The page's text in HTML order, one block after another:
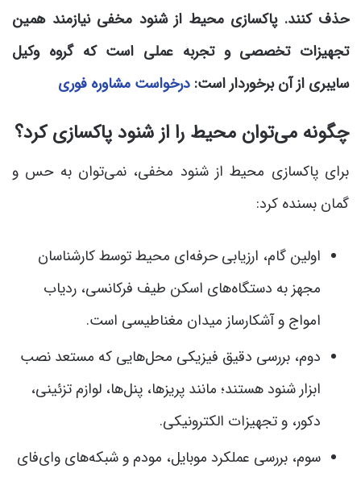
حذف کنند. پاکسازی محیط از شنود مخفی نیازمند همین
تجهیزات تخصصی و تجربۀ عملی است که گروه وکیل
سایبری از آن برخوردار است: درخواست مشاوره فوری
چگونه می‌توان محیط را از شنود پاکسازی کرد؟
برای پاکسازی محیط از شنود مخفی، نمی‌توان به حس و
گمان بسنده کرد:
اولین گام، ارزیابی حرفه‌ای محیط توسط کارشناسان
مجهز به دستگاه‌های اسکن طیف فرکانسی، ردیاب
امواج و آشکارساز میدان مغناطیسی است.
دوم، بررسی دقیق فیزیکی محل‌هایی که مستعد نصب
ابزار شنود هستند؛ مانند پریزها، پنل‌ها، لوازم تزئینی،
دکور، و تجهیزات الکترونیکی.
سوم، بررسی عملکرد موبایل، مودم و شبکه‌های وای‌فای